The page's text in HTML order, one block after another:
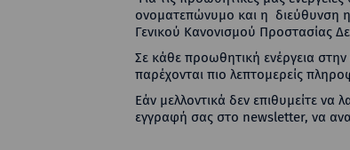
ονοματεπώνυμο και η διεύθυνση
Γενικού Κανονισμού Προστασίας
Σε κάθε προωθητική ενέργεια
παρέχονται πιο λεπτομερείς
Εάν μελλοντικά δεν επιθυμείτε
εγγραφή σας στο newsletter, να